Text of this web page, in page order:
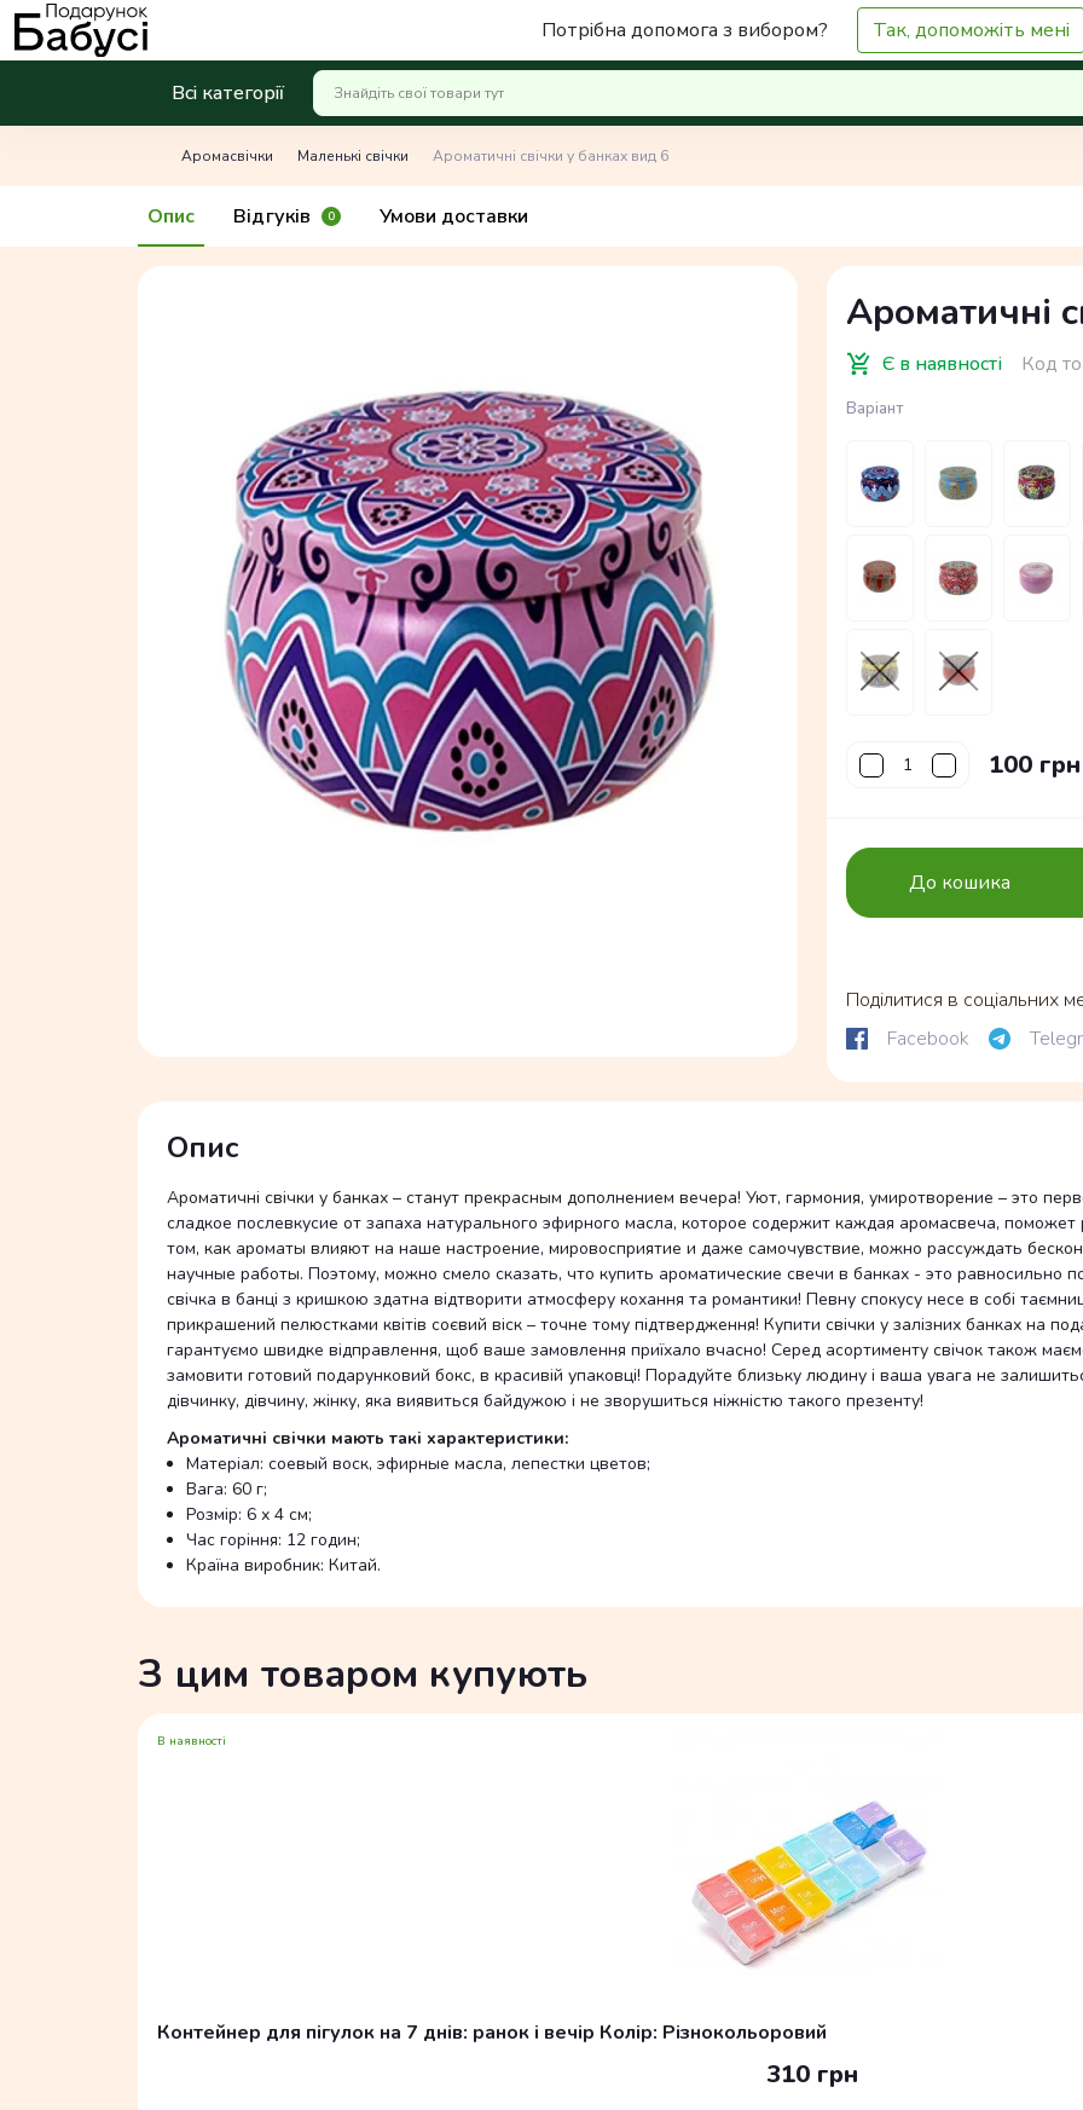
Потрібна допомога з вибором? Так, допоможіть мені
Всі категорії
Аромасвічки Маленькі свічки Ароматичні свічки у банках вид 6
Опис Відгуків 0 Умови доставки
Ароматичні
Є в наявності Код
Варіант
100 грн
До кошика
Поділитися в соціальних
Facebook
Опис
Ароматичні свічки у банках – станут прекрасным дополнением вечера! Уют, гармония, умиротворение – это
сладкое послевкусие от запаха натурального эфирного масла, которое содержит каждая аромасвеча,
том, как ароматы влияют на наше настроение, мировосприятие и даже самочувствие, можно рассуждать
научные работы. Поэтому, можно смело сказать, что купить ароматические свечи в банках - это равносильно
свічка в банці з кришкою здатна відтворити атмосферу кохання та романтики! Певну спокусу несе в собі
прикрашений пелюстками квітів соєвий віск – точне тому підтвердження! Купити свічки у залізних банках на
гарантуємо швидке відправлення, щоб ваше замовлення приїхало вчасно! Серед асортименту свічок також
замовити готовий подарунковий бокс, в красивій упаковці! Порадуйте близьку людину і ваша увага не
дівчинку, дівчину, жінку, яка виявиться байдужою і не зворушиться ніжністю такого презенту!
Ароматичні свічки мають такі характеристики:
Матеріал: соевый воск, эфирные масла, лепестки цветов;
Вага: 60 г;
Розмір: 6 х 4 см;
Час горіння: 12 годин;
Країна виробник: Китай.
З цим товаром купують
В наявності
Контейнер для пігулок на 7 днів: ранок і вечір Колір: Різнокольоровий
310 грн